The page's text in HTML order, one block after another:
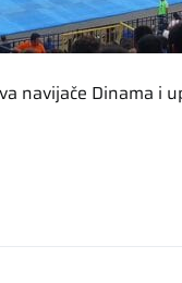
navijače Dinama i